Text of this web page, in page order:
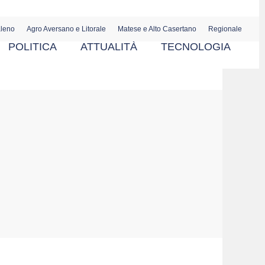
Agro Aversano e Litorale Matese e Alto Casertano Regionale
POLITICA ATTUALITÀ TECNOLOGIA